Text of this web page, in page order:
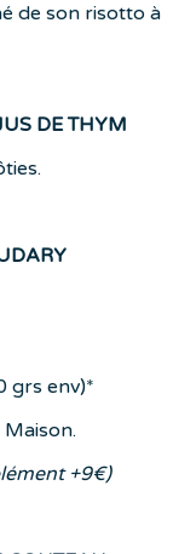
de son risotto à
DE THYM
grs env)*
+9€)